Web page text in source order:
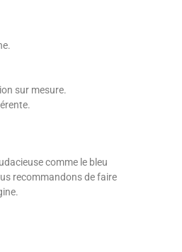
sur mesure.
comme le bleu
recommandons de faire